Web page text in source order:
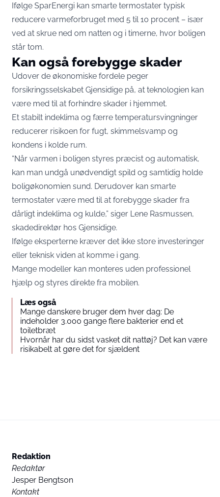
Ifølge SparEnergi kan smarte termostater typisk
reducere varmeforbruget med 5 til 10 procent – især
ved at skrue ned om natten og i timerne, hvor boligen
står tom.
Kan også forebygge skader
Udover de økonomiske fordele peger
forsikringsselskabet Gjensidige på, at teknologien kan
være med til at forhindre skader i hjemmet.
Et stabilt indeklima og færre temperatursvingninger
reducerer risikoen for fugt, skimmelsvamp og
kondens i kolde rum.
“Når varmen i boligen styres præcist og automatisk,
kan man undgå unødvendigt spild og samtidig holde
boligøkonomien sund. Derudover kan smarte
termostater være med til at forebygge skader fra
dårligt indeklima og kulde,” siger Lene Rasmussen,
skadedirektør hos Gjensidige.
Ifølge eksperterne kræver det ikke store investeringer
eller teknisk viden at komme i gang.
Mange modeller kan monteres uden professionel
hjælp og styres direkte fra mobilen.
Læs også
Mange danskere bruger dem hver dag: De
indeholder 3.000 gange flere bakterier end et
toiletbræt
Hvornår har du sidst vasket dit nattøj? Det kan være
risikabelt at gøre det for sjældent
Redaktion
Redaktør
Jesper Bengtson
Kontakt